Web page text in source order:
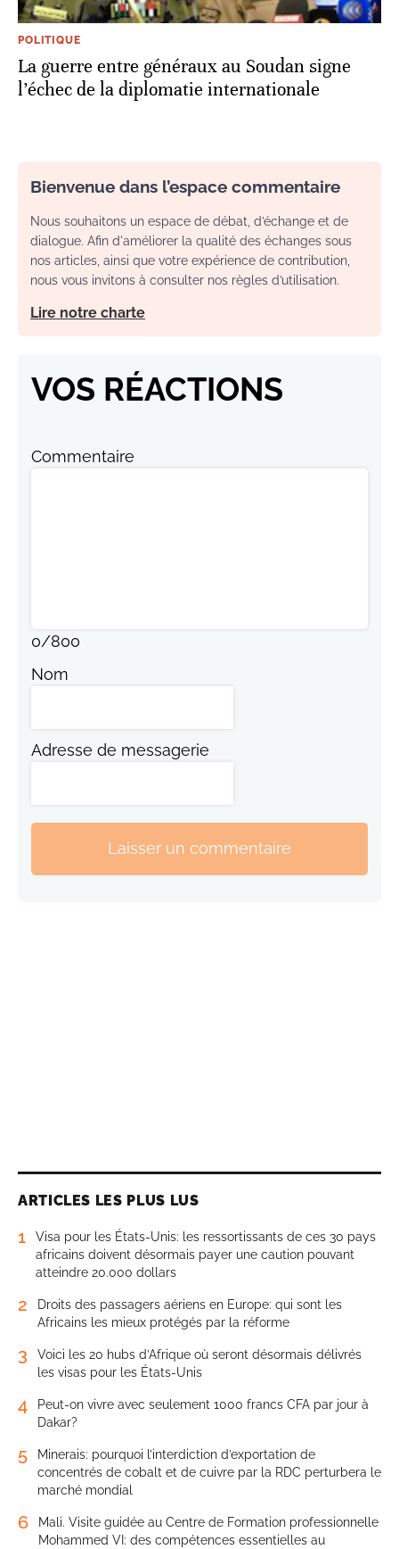
POLITIQUE
La guerre entre généraux au Soudan signe
l’échec de la diplomatie internationale
Bienvenue dans l’espace commentaire
Nous souhaitons un espace de débat, d’échange et de
dialogue. Afin d'améliorer la qualité des échanges sous
nos articles, ainsi que votre expérience de contribution,
nous vous invitons à consulter nos règles d’utilisation.
Lire notre charte
VOS RÉACTIONS
Commentaire
0/800
Nom
Adresse de messagerie
Laisser un commentaire
ARTICLES LES PLUS LUS
1
Visa pour les États-Unis: les ressortissants de ces 30 pays
africains doivent désormais payer une caution pouvant
atteindre 20.000 dollars
2
Droits des passagers aériens en Europe: qui sont les
Africains les mieux protégés par la réforme
3
Voici les 20 hubs d’Afrique où seront désormais délivrés
les visas pour les États-Unis
4
Peut-on vivre avec seulement 1000 francs CFA par jour à
Dakar?
5
Minerais: pourquoi l’interdiction d’exportation de
concentrés de cobalt et de cuivre par la RDC perturbera le
marché mondial
6
Mali. Visite guidée au Centre de Formation professionnelle
Mohammed VI: des compétences essentielles au